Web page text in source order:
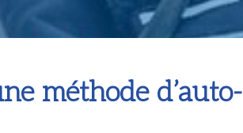
méthode d’auto-